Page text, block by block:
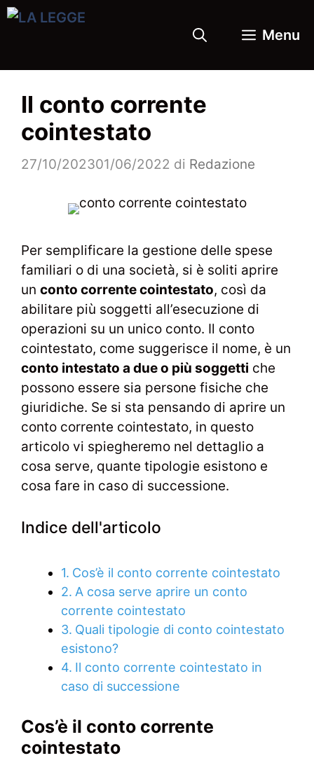
Vai
Menu
Il conto corrente
cointestato
27/10/202301/06/2022 di Redazione
Per semplificare la gestione delle spese
familiari o di una società, si è soliti aprire
un conto corrente cointestato, così da
abilitare più soggetti all’esecuzione di
operazioni su un unico conto. Il conto
cointestato, come suggerisce il nome, è un
conto intestato a due o più soggetti che
possono essere sia persone fisiche che
giuridiche. Se si sta pensando di aprire un
conto corrente cointestato, in questo
articolo vi spiegheremo nel dettaglio a
cosa serve, quante tipologie esistono e
cosa fare in caso di successione.
Indice dell'articolo
Cos’è il conto corrente cointestato
A cosa serve aprire un conto
corrente cointestato
Quali tipologie di conto cointestato
esistono?
Il conto corrente cointestato in
caso di successione
Cos’è il conto corrente
cointestato